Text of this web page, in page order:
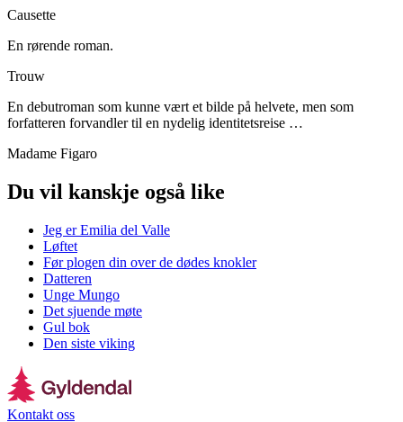
Causette
En rørende roman.
Trouw
En debutroman som kunne vært et bilde på helvete, men som
forfatteren forvandler til en nydelig identitetsreise …
Madame Figaro
Du vil kanskje også like
Jeg er Emilia del Valle
Løftet
Før plogen din over de dødes knokler
Datteren
Unge Mungo
Det sjuende møte
Gul bok
Den siste viking
Kontakt oss